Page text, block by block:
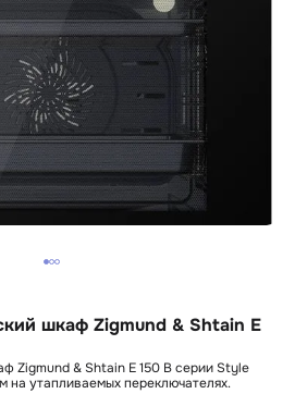
шкаф Zigmund & Shtain E
Zigmund & Shtain E 150 B серии Style
на утапливаемых переключателях.